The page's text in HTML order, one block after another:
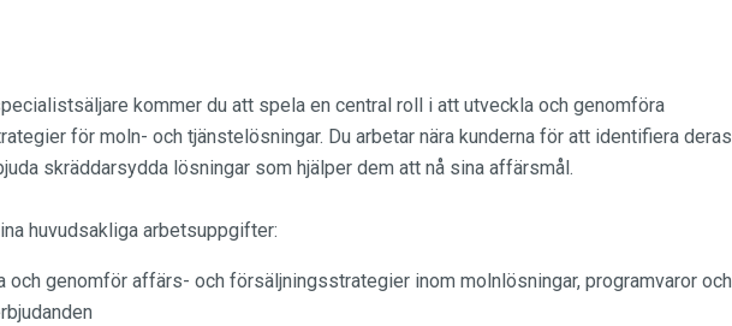
kommer du att spela en central roll i att utveckla och genomföra
för moln- och tjänstelösningar. Du arbetar nära kunderna för att identifiera deras
skräddarsydda lösningar som hjälper dem att nå sina affärsmål.
huvudsakliga arbetsuppgifter:
och genomför affärs- och försäljningsstrategier inom molnlösningar, programvaror och